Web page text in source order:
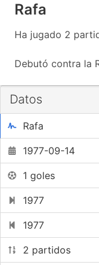
Rafa
Ha jugado 2
Debutó contra la
Datos
Rafa
1977-09-14
1 goles
1977
1977
2 partidos